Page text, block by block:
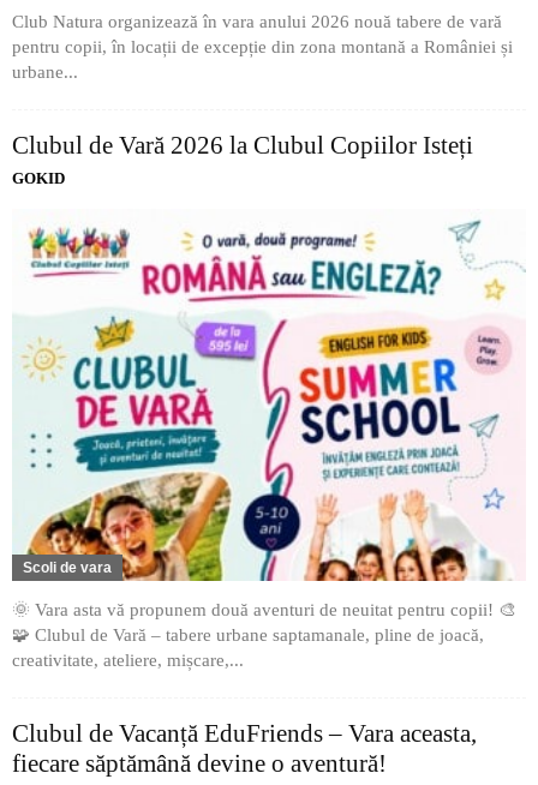
Club Natura organizează în vara anului 2026 nouă tabere de vară
pentru copii, în locații de excepție din zona montană a României și
urbane...
Clubul de Vară 2026 la Clubul Copiilor Isteți
GOKID
Scoli de vara
🌞 Vara asta vă propunem două aventuri de neuitat pentru copii! 🎨
🧩 Clubul de Vară – tabere urbane saptamanale, pline de joacă,
creativitate, ateliere, mișcare,...
Clubul de Vacanță EduFriends – Vara aceasta,
fiecare săptămână devine o aventură!